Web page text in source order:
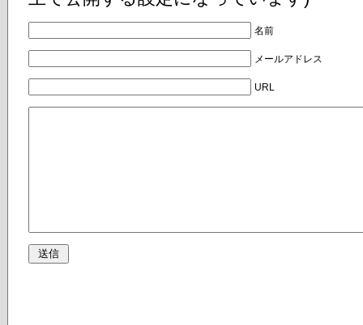
名前
メールアドレス
URL